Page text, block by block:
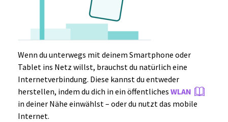
Wenn du unterwegs mit deinem Smartphone oder
Tablet ins Netz willst, brauchst du natürlich eine
Internetverbindung. Diese kannst du entweder
herstellen, indem du dich in ein öffentliches WLAN
in deiner Nähe einwählst – oder du nutzt das mobile
Internet.